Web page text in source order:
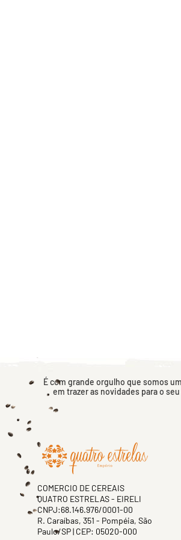
É com grande orgulho que somos
em trazer as novidades para o
COMERCIO DE CEREAIS
QUATRO ESTRELAS - EIRELI
CNPJ:68.146.976/0001-00
R. Caraíbas, 351 - Pompéia, São
Paulo/SP | CEP: 05020-000